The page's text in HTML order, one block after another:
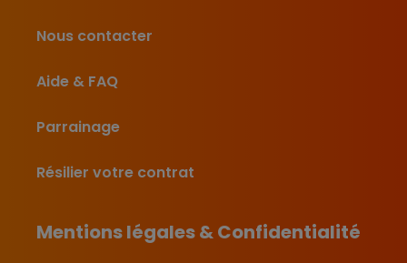
Nous contacter
Aide & FAQ
Parrainage
Résilier votre contrat
Mentions légales & Confidentialité